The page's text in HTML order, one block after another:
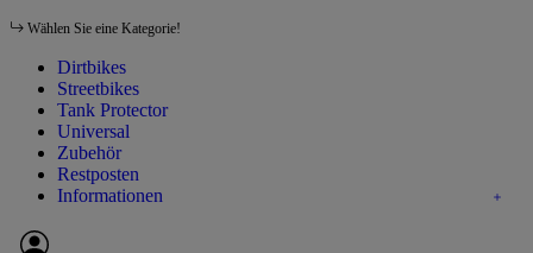
Wählen Sie eine Kategorie!
Dirtbikes
Streetbikes
Tank Protector
Universal
Zubehör
Restposten
Informationen